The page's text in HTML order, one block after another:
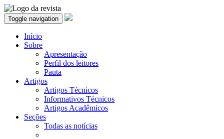
Toggle navigation
Início
Sobre
Apresentação
Perfil dos leitores
Pauta
Artigos
Artigos Técnicos
Informativos Técnicos
Artigos Acadêmicos
Seções
Todas as notícias